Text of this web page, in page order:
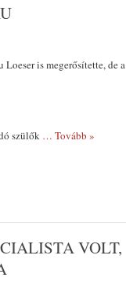
is megerősítette, de a
szülők … Tovább »
VOLT,